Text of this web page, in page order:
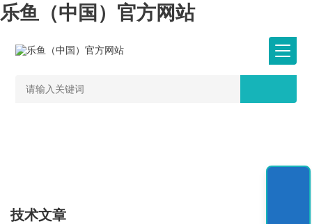
乐鱼（中国）官方网站
技术文章